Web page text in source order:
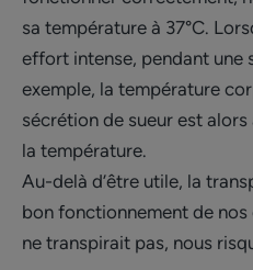
sa température à 37°C.
effort intense, pendant une
exemple, la température
sécrétion de sueur est
la température.
Au-delà d’être utile, la
bon fonctionnement de nos
ne transpirait pas, nous